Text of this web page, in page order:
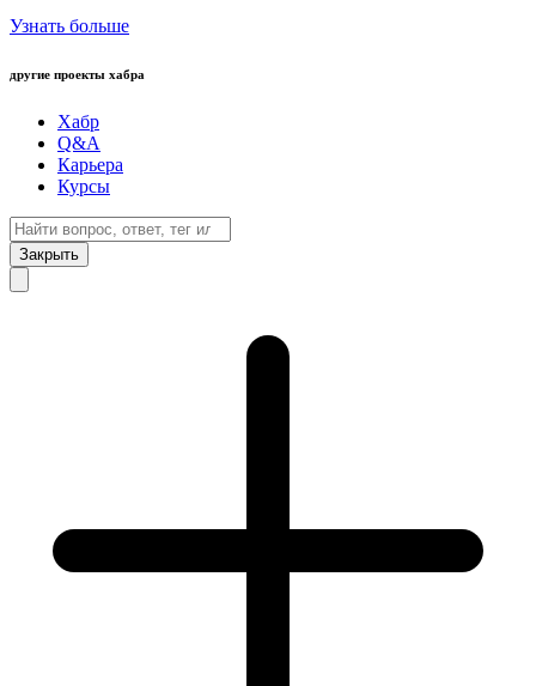
Узнать больше
другие проекты хабра
Хабр
Q&A
Карьера
Курсы
Закрыть